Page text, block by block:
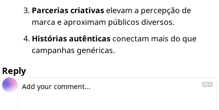
Parcerias criativas elevam a percepção de
marca e aproximam públicos diversos.
Histórias autênticas conectam mais do que
campanhas genéricas.
Reply